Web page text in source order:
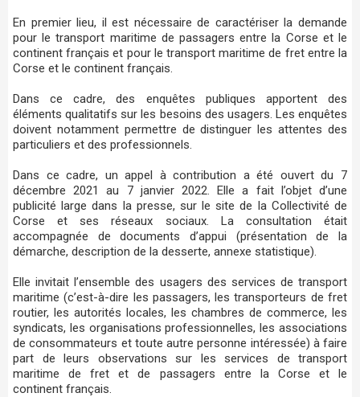
En premier lieu, il est nécessaire de caractériser la demande
pour le transport maritime de passagers entre la Corse et le
continent français et pour le transport maritime de fret entre la
Corse et le continent français.
Dans ce cadre, des enquêtes publiques apportent des
éléments qualitatifs sur les besoins des usagers. Les enquêtes
doivent notamment permettre de distinguer les attentes des
particuliers et des professionnels.
Dans ce cadre, un appel à contribution a été ouvert du 7
décembre 2021 au 7 janvier 2022. Elle a fait l’objet d’une
publicité large dans la presse, sur le site de la Collectivité de
Corse et ses réseaux sociaux. La consultation était
accompagnée de documents d’appui (présentation de la
démarche, description de la desserte, annexe statistique).
Elle invitait l’ensemble des usagers des services de transport
maritime (c’est-à-dire les passagers, les transporteurs de fret
routier, les autorités locales, les chambres de commerce, les
syndicats, les organisations professionnelles, les associations
de consommateurs et toute autre personne intéressée) à faire
part de leurs observations sur les services de transport
maritime de fret et de passagers entre la Corse et le
continent français.